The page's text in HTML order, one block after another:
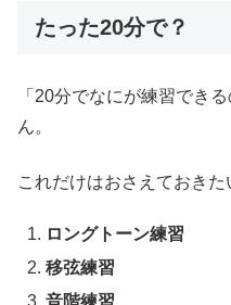
たった20分で？
「20分でなにが練習でき
ん。
これだけはおさえておきた
ロングトーン練習
移弦練習
音階練習